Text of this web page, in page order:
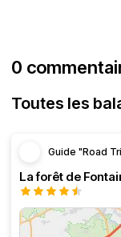
0
Toutes les
Guide "Road
La forêt de